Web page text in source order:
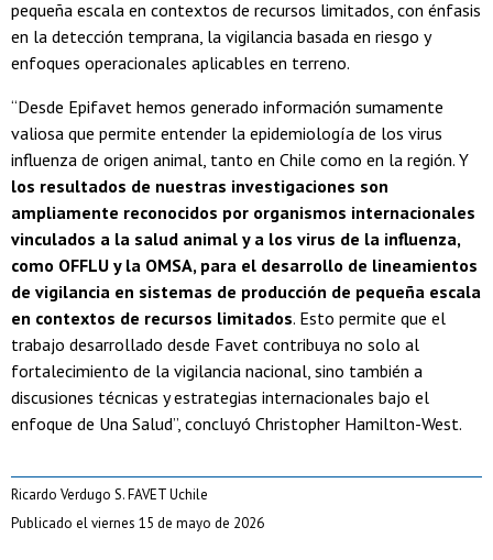
pequeña escala en contextos de recursos limitados, con énfasis
en la detección temprana, la vigilancia basada en riesgo y
enfoques operacionales aplicables en terreno.
“Desde Epifavet hemos generado información sumamente
valiosa que permite entender la epidemiología de los virus
influenza de origen animal, tanto en Chile como en la región. Y
los resultados de nuestras investigaciones son
ampliamente reconocidos por organismos internacionales
vinculados a la salud animal y a los virus de la influenza,
como OFFLU y la OMSA, para el desarrollo de lineamientos
de vigilancia en sistemas de producción de pequeña escala
en contextos de recursos limitados. Esto permite que el
trabajo desarrollado desde Favet contribuya no solo al
fortalecimiento de la vigilancia nacional, sino también a
discusiones técnicas y estrategias internacionales bajo el
enfoque de Una Salud”, concluyó Christopher Hamilton-West.
Ricardo Verdugo S. FAVET Uchile
Publicado el viernes 15 de mayo de 2026